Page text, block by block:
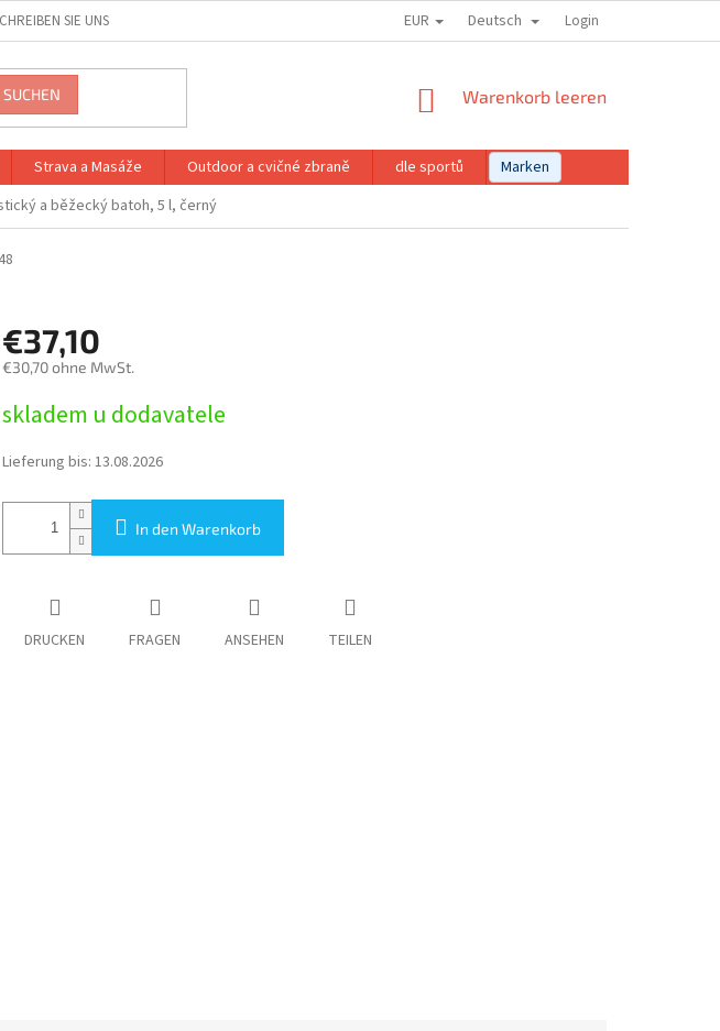
SIE UNS EUR Deutsch Login
SUCHEN WARENKORB
Warenkorb leeren
Strava a Masáže Outdoor a cvičné zbraně dle sportů
Marken
a běžecký batoh, 5 l, černý
€37,10
€30,70 ohne MwSt.
skladem u dodavatele
Lieferung bis: 13.08.2026
In den Warenkorb
DRUCKEN FRAGEN ANSEHEN TEILEN